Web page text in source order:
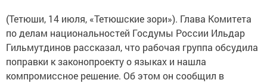
(Тетюши, 14 июля, «Тетюшские зори»). Глава Комитета
по делам национальностей Госдумы России Ильдар
Гильмутдинов рассказал, что рабочая группа обсудила
поправки к законопроекту о языках и нашла
компромиссное решение. Об этом он сообщил в